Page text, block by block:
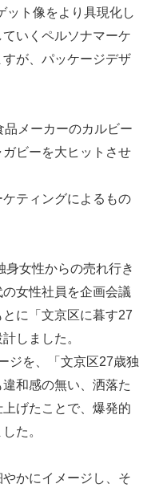
ット像をより具現化し
いくペルソナマーケ
が、パッケージデザ
メーカーのカルビー
ビーを大ヒットさせ
ティングによるもの
身女性からの売れ行き
女性社員を企画会議
に「文京区に暮す27
しました。
ジを、「文京区27歳独
和感の無い、洒落た
げたことで、爆発的
た。
かにイメージし、そ